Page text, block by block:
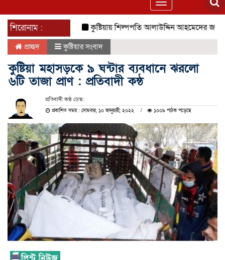
Toggle
navigation
শিরোনাম : কুষ্টিয়ায় শিল্পপতি আলাউদ্দিন আহমেদের জন্মদিনে
প্রচ্ছদ কুষ্টিয়ার সংবাদ
কুষ্টিয়া মহাসড়কে ৯ ঘন্টার ব্যবধানে ঝরলো
৬টি তাজা প্রাণ : প্রতিবাদী কন্ঠ
প্রতিবাদী কণ্ঠ ডেস্ক:
প্রকাশিত সময় : সোমবার, ১০ জানুয়ারী, ২০২২ ১০০৯ পাঠক পড়েছে